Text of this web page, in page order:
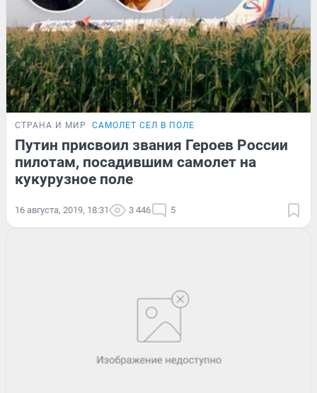
СТРАНА И МИР САМОЛЕТ СЕЛ В ПОЛЕ
Путин присвоил звания Героев России
пилотам, посадившим самолет на
кукурузное поле
16 августа, 2019, 18:31 3 446 5